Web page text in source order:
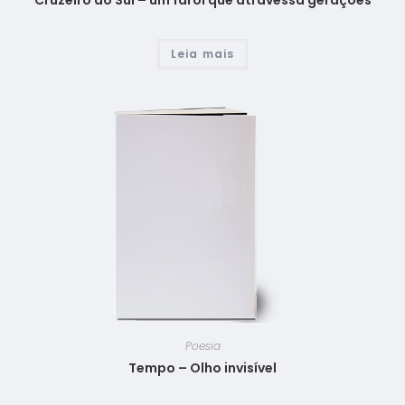
Leia mais
Poesia
Tempo – Olho invisível